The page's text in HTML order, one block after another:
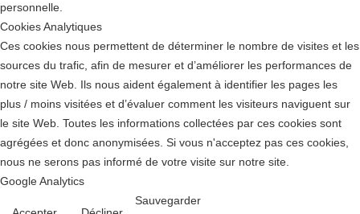
personnelle.
Cookies Analytiques
Ces cookies nous permettent de déterminer le nombre de visites et les
sources du trafic, afin de mesurer et d’améliorer les performances de
notre site Web. Ils nous aident également à identifier les pages les
plus / moins visitées et d’évaluer comment les visiteurs naviguent sur
le site Web. Toutes les informations collectées par ces cookies sont
agrégées et donc anonymisées. Si vous n'acceptez pas ces cookies,
nous ne serons pas informé de votre visite sur notre site.
Google Analytics
Sauvegarder